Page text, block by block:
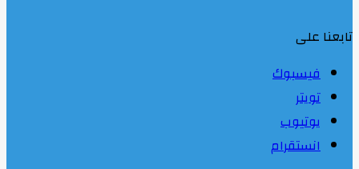
تابعنا على
فيسبوك
تويتر
يوتيوب
انستقرام